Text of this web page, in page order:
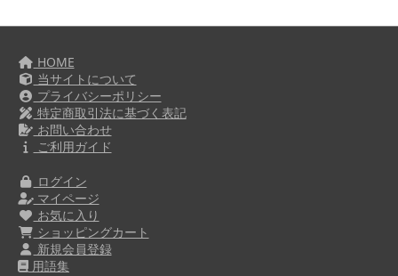
HOME
当サイトについて
プライバシーポリシー
特定商取引法に基づく表記
お問い合わせ
ご利用ガイド
ログイン
マイページ
お気に入り
ショッピングカート
新規会員登録
用語集